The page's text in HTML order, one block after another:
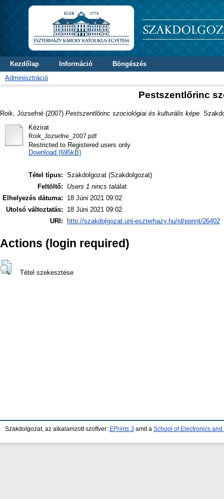
Kezdőlap Információ
Böngészés
Adminisztráció
Pestszentlőrinc
Roik, Józsefné (2007) Pestszentlőrinc szociológiai és kulturális képe.
Kézirat
Roik_Jozsefne_2007.pdf
Restricted to Registered users only
Download (695kB)
Tétel típus: Szakdolgozat (Szakdolgozat)
Feltöltő:
Users 1 nincs találat.
Elhelyezés dátuma:
18 Júni 2021 09:02
Utolsó változtatás:
18 Júni 2021 09:02
URI:
http://szakdolgozat.uni-eszterhazy.hu/id/eprint/26402
Actions (login required)
Tétel szekesztése
Szakdolgozat, az alkalamzott szoftver: EPrints 3 amit a School of Electronics